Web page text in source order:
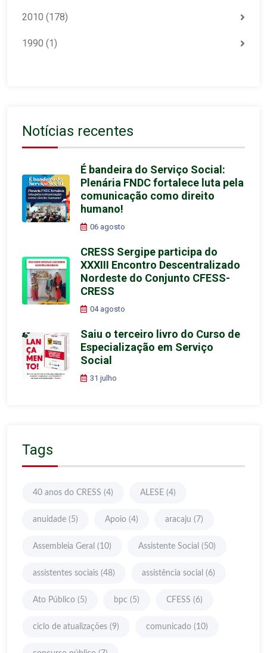
2010 (178)
1990 (1)
Notícias recentes
É bandeira do Serviço Social:
Plenária FNDC fortalece luta pela
comunicação como direito
humano!
06 agosto
CRESS Sergipe participa do
XXXIII Encontro Descentralizado
Nordeste do Conjunto CFESS-
CRESS
04 agosto
Saiu o terceiro livro do Curso de
Especialização em Serviço
Social
31 julho
Tags
40 anos do CRESS (4) ALESE (4)
anuidade (5) Apoio (4) aracaju (7)
Assembleia Geral (10) Assistente Social (50)
assistentes sociais (48) assistência social (6)
Ato Público (5) bpc (5) CFESS (6)
ciclo de atualizações (9) comunicado (10)